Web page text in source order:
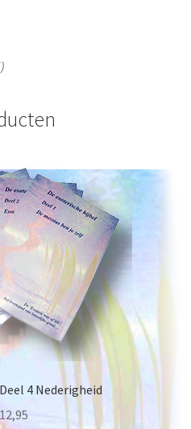
4 Nederigheid
12,95